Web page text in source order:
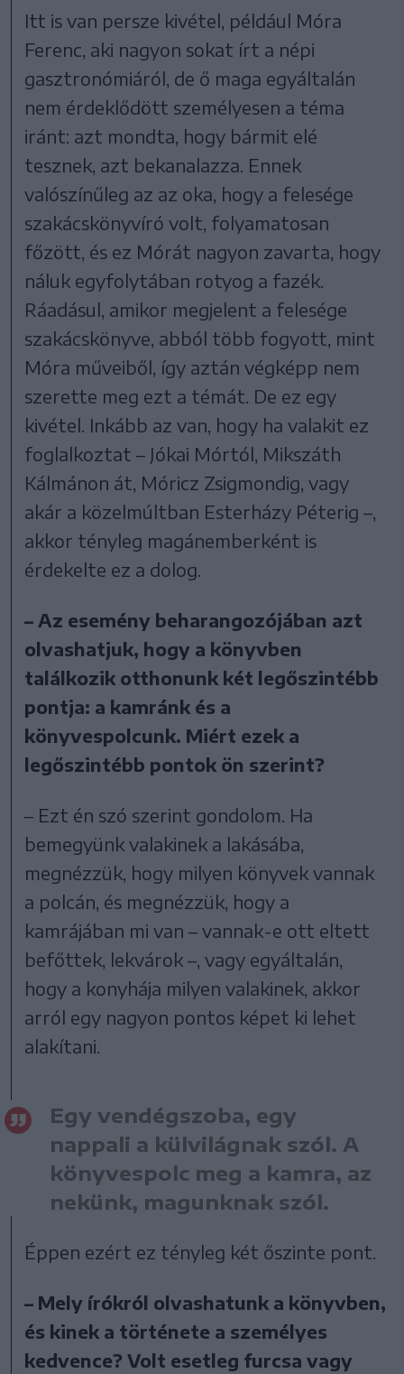
Itt is van persze kivétel, például Móra
Ferenc, aki nagyon sokat írt a népi
gasztronómiáról, de ő maga egyáltalán
nem érdeklődött személyesen a téma
iránt: azt mondta, hogy bármit elé
tesznek, azt bekanalazza. Ennek
valószínűleg az az oka, hogy a felesége
szakácskönyvíró volt, folyamatosan
főzött, és ez Mórát nagyon zavarta, hogy
náluk egyfolytában rotyog a fazék.
Ráadásul, amikor megjelent a felesége
szakácskönyve, abból több fogyott, mint
Móra műveiből, így aztán végképp nem
szerette meg ezt a témát. De ez egy
kivétel. Inkább az van, hogy ha valakit ez
foglalkoztat – Jókai Mórtól, Mikszáth
Kálmánon át, Móricz Zsigmondig, vagy
akár a közelmúltban Esterházy Péterig –,
akkor tényleg magánemberként is
érdekelte ez a dolog.
– Az esemény beharangozójában azt
olvashatjuk, hogy a könyvben
találkozik otthonunk két legőszintébb
pontja: a kamránk és a
könyvespolcunk. Miért ezek a
legőszintébb pontok ön szerint?
– Ezt én szó szerint gondolom. Ha
bemegyünk valakinek a lakásába,
megnézzük, hogy milyen könyvek vannak
a polcán, és megnézzük, hogy a
kamrájában mi van – vannak-e ott eltett
befőttek, lekvárok –, vagy egyáltalán,
hogy a konyhája milyen valakinek, akkor
arról egy nagyon pontos képet ki lehet
alakítani.
Egy vendégszoba, egy
nappali a külvilágnak szól. A
könyvespolc meg a kamra, az
nekünk, magunknak szól.
Éppen ezért ez tényleg két őszinte pont.
– Mely írókról olvashatunk a könyvben,
és kinek a története a személyes
kedvence? Volt esetleg furcsa vagy